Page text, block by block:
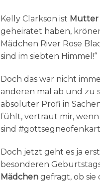
Kelly Clarkson ist Mutter
geheiratet haben,
Mädchen River Rose
sind im siebten Himmel!“
Doch das war nicht
anderen mal ab und zu
absoluter Profi in
fühlt, vertraut mir, wenn
sind
Doch jetzt geht es ja
besonderen
Mädchen gefragt, ob sie